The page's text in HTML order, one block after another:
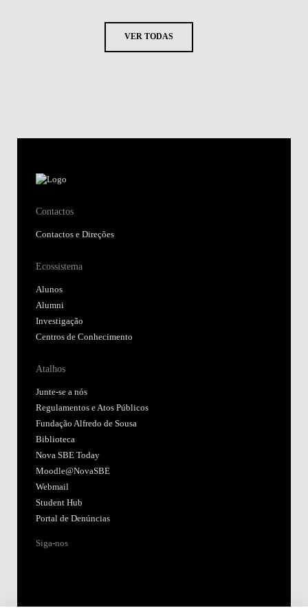
VER TODAS
Contactos
Contactos e Direções
Ecossistema
Alunos
Alumni
Investigação
Centros de Conhecimento
Atalhos
Junte-se a nós
Regulamentos e Atos Públicos
Fundação Alfredo de Sousa
Biblioteca
Nova SBE Today
Moodle@NovaSBE
Webmail
Student Hub
Portal de Denúncias
Siga-nos